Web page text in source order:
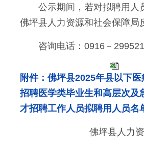
公示期间，若对拟聘用人
佛坪县人力资源和社会保障局
咨询电话：0916－
附件：佛坪县2025年县以下
招聘医学类毕业生和高层次及
才招聘工作人员拟聘用人员名
佛坪县人力